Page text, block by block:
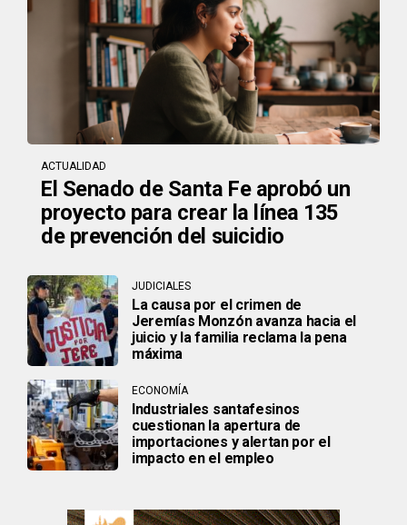
ACTUALIDAD
El Senado de Santa Fe aprobó un
proyecto para crear la línea 135
de prevención del suicidio
JUDICIALES
La causa por el crimen de
Jeremías Monzón avanza hacia el
juicio y la familia reclama la pena
máxima
ECONOMÍA
Industriales santafesinos
cuestionan la apertura de
importaciones y alertan por el
impacto en el empleo